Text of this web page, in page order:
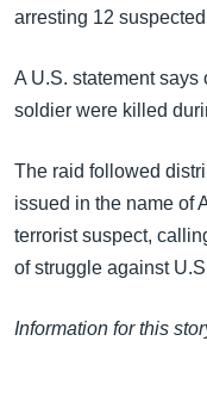
သို့
ရန်
arresting 12
A U.S. statement
soldier were killed
The raid followed
issued in the name of
terrorist suspect,
of struggle against
Information for this